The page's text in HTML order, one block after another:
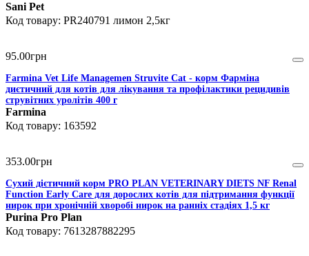
Sani Pet
PR240791 лимон 2,5кг
95.00грн
Farmina Vet Life Managemen Struvite Cat - корм Фарміна
диєтичний для котів для лікування та профілактики рецидивів
струвітних уролітів 400 г
Farmina
163592
353.00грн
Сухий дієтичний корм PRO PLAN VETERINARY DIETS NF Renal
Function Early Care для дорослих котів для підтримання функції
нирок при хронічній хворобі нирок на ранніх стадіях 1,5 кг
Purina Pro Plan
7613287882295